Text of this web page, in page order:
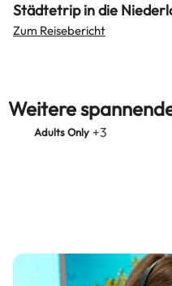
Städtetrip in die
Zum Reisebericht
Weitere
Adults Only +3